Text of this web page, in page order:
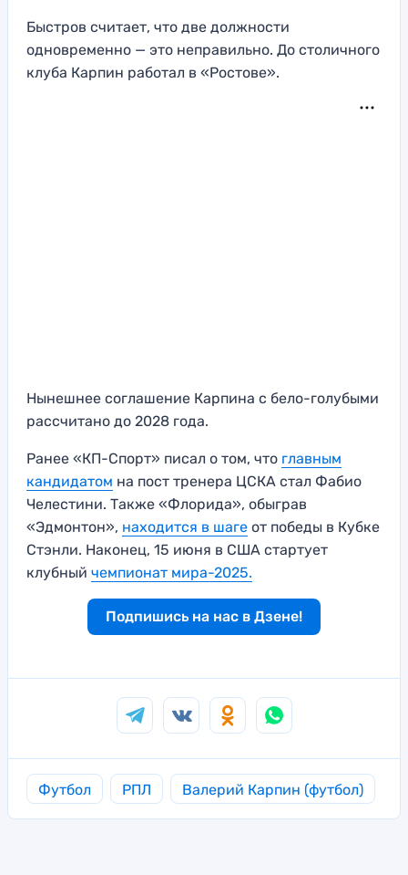
Быстров считает, что две должности
одновременно — это неправильно. До столичного
клуба Карпин работал в «Ростове».
Нынешнее соглашение Карпина с бело-голубыми
рассчитано до 2028 года.
Ранее «КП-Спорт» писал о том, что главным
кандидатом на пост тренера ЦСКА стал Фабио
Челестини. Также «Флорида», обыграв
«Эдмонтон», находится в шаге от победы в Кубке
Стэнли. Наконец, 15 июня в США стартует
клубный чемпионат мира-2025.
Подпишись на нас в Дзене!
Футбол РПЛ Валерий Карпин (футбол)